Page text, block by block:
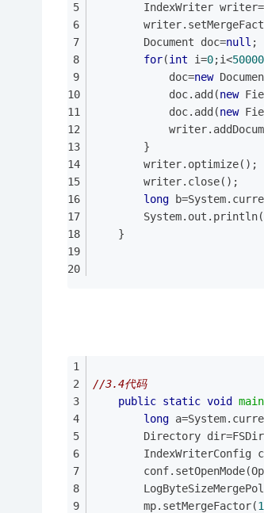
		IndexWriter writer=
		Document doc=
null ;
for(int i=0;i<50000
			doc=
new
			doc.add(
new
			doc.add(
new
		}
		writer.optimize();
		writer.close();
long
		System.out.println(
	}
//3.4代码
public static void main
long
Directory
IndexWriterConfig
		mp.setMergeFactor(